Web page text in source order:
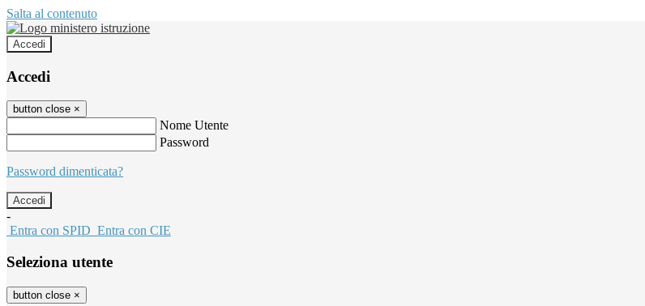
Salta al contenuto
Accedi
Accedi
button close ×
Nome Utente
Password
Password dimenticata?
-
Entra con SPID Entra con CIE
Seleziona utente
button close ×